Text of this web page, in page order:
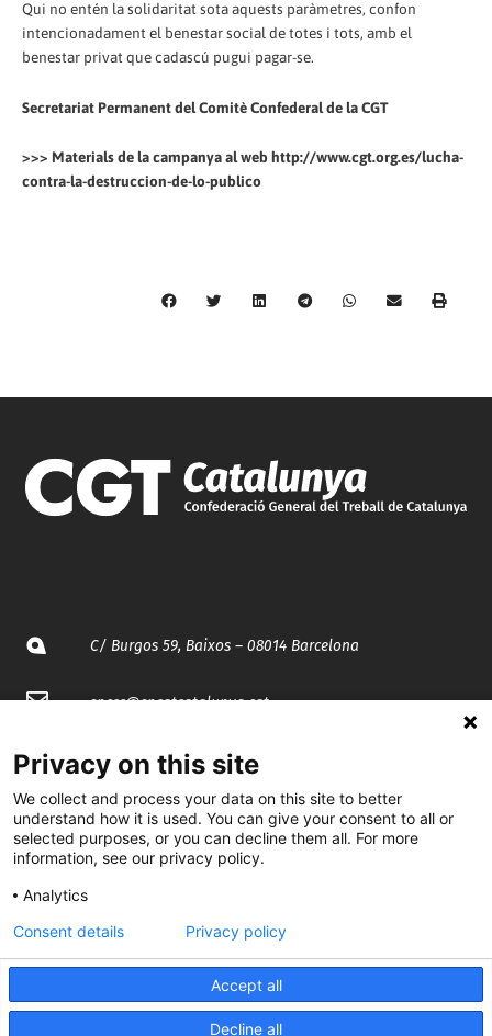
Qui no entén la solidaritat sota aquests paràmetres, confon
intencionadament el benestar social de totes i tots, amb el
benestar privat que cadascú pugui pagar-se.
Secretariat Permanent del Comitè Confederal de la CGT
>>> Materials de la campanya al web http://www.cgt.org.es/lucha-
contra-la-destruccion-de-lo-publico
C/ Burgos 59, Baixos – 08014 Barcelona
spccc@spcgtcatalunya.cat
935 120 481
@CGTCatalunya
cgtcatalunya
CGTCatalunya
Privacy on this site
We collect and process your data on this site to better
understand how it is used. You can give your consent to all or
selected purposes, or you can decline them all. For more
information, see our privacy policy.
Analytics
Accept all
Decline all
Consent details Privacy policy